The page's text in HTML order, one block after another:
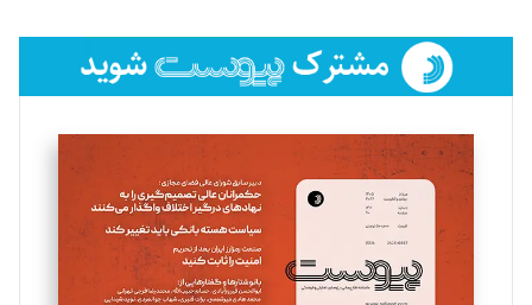
فائزه فتحی رستمی
تحریریه
سروش کرمیان
تحریریه